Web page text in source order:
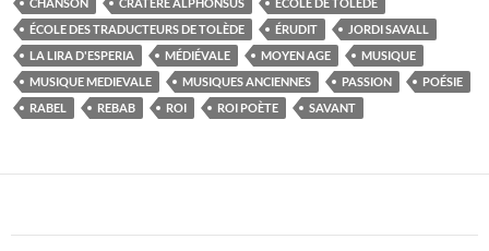
ÉCOLE DES TRADUCTEURS DE TOLÈDE
ÉRUDIT
JORDI SAVALL
LA LIRA D'ESPERIA
MÉDIÉVALE MOYEN AGE
MUSIQUE
MUSIQUE MEDIEVALE
MUSIQUES ANCIENNES PASSION
POÉSIE
RABEL
REBAB ROI ROI POÈTE SAVANT